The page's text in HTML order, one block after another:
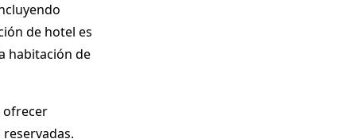
de hotel es
habitación de
ofrecer